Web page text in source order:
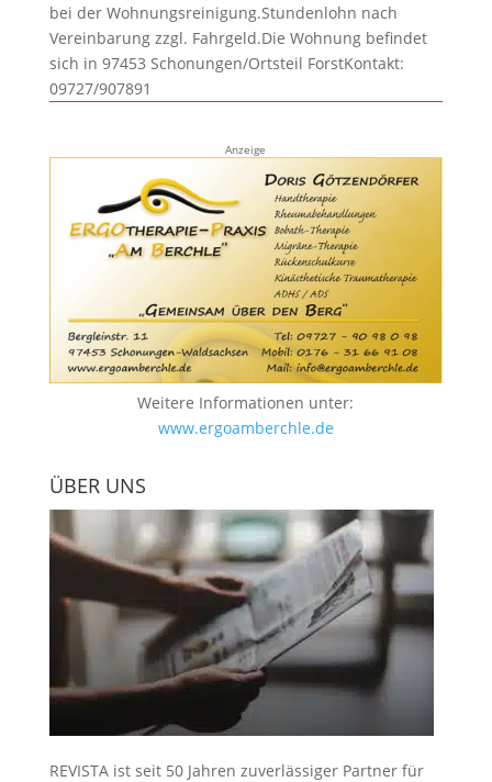
bei der Wohnungsreinigung.Stundenlohn nach
Vereinbarung zzgl. Fahrgeld.Die Wohnung befindet
sich in 97453 Schonungen/Ortsteil ForstKontakt:
09727/907891
Anzeige
Weitere Informationen unter:
www.ergoamberchle.de
ÜBER UNS
REVISTA ist seit 50 Jahren zuverlässiger Partner für